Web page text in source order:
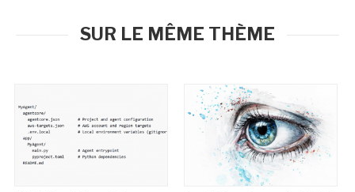
SUR LE MÊME THÈME